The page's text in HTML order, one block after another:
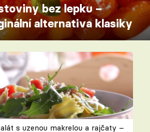
bez lepku –
alternativa klasiky
s uzenou makrelou a rajčaty –